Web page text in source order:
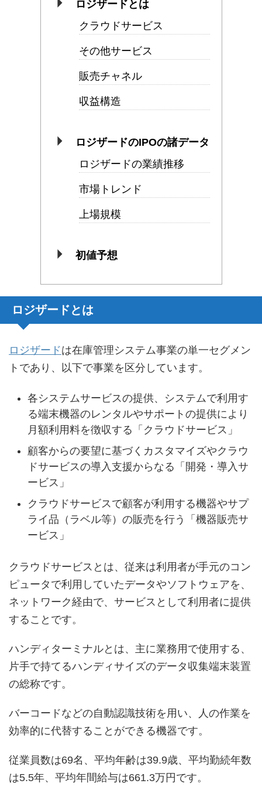
ロジザードとは
クラウドサービス
その他サービス
販売チャネル
収益構造
ロジザードのIPOの諸データ
ロジザードの業績推移
市場トレンド
上場規模
初値予想
ロジザードとは
ロジザードは在庫管理システム事業の単一セグメン
トであり、以下で事業を区分しています。
各システムサービスの提供、システムで利用す
る端末機器のレンタルやサポートの提供により
月額利用料を徴収する「クラウドサービス」
顧客からの要望に基づくカスタマイズやクラウ
ドサービスの導入支援からなる「開発・導入サ
ービス」
クラウドサービスで顧客が利用する機器やサプ
ライ品（ラベル等）の販売を行う「機器販売サ
ービス」
クラウドサービスとは、従来は利用者が手元のコン
ピュータで利用していたデータやソフトウェアを、
ネットワーク経由で、サービスとして利用者に提供
することです。
ハンディターミナルとは、主に業務用で使用する、
片手で持てるハンディサイズのデータ収集端末装置
の総称です。
バーコードなどの自動認識技術を用い、人の作業を
効率的に代替することができる機器です。
従業員数は69名、平均年齢は39.9歳、平均勤続年数
は5.5年、平均年間給与は661.3万円です。